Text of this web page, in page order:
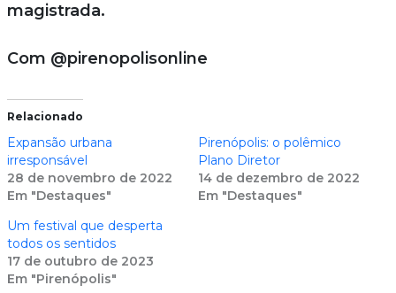
magistrada.
Com @pirenopolisonline
Relacionado
Expansão urbana
irresponsável
28 de novembro de 2022
Em "Destaques"
Pirenópolis: o polêmico
Plano Diretor
14 de dezembro de 2022
Em "Destaques"
Um festival que desperta
todos os sentidos
17 de outubro de 2023
Em "Pirenópolis"